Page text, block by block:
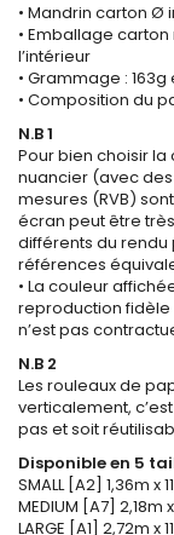
• Mandrin carton Ø
• Emballage
l’intérieur
• Grammage : 163g
• Composition du
N.B 1
Pour bien choisir la
nuancier (avec
mesures (RVB)
écran peut être
différents du rendu
références
• La couleur
reproduction
n’est pas
N.B 2
Les rouleaux de
verticalement,
pas et soit
Disponible en 5
SMALL [A2] 1,36m x
MEDIUM [A7] 2,18m x
LARGE [A1] 2,72m